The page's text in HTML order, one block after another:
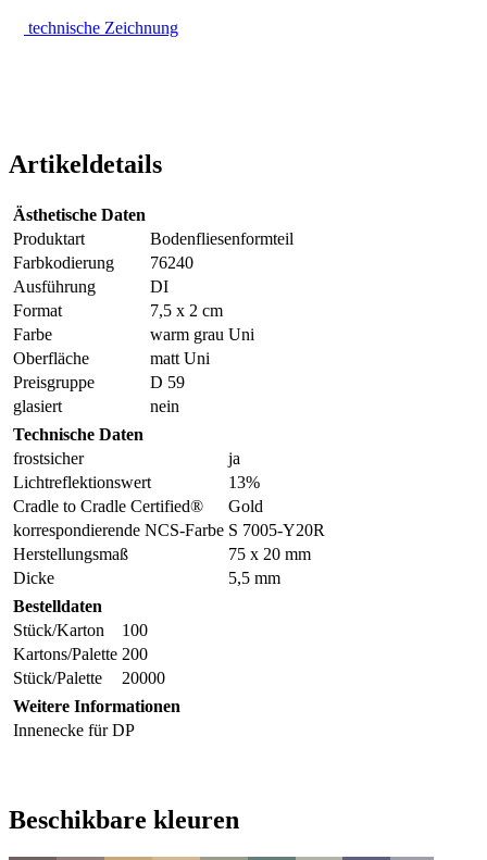
technische Zeichnung
Artikeldetails
Ästhetische Daten
Produktart
Bodenfliesenformteil
Farbkodierung
76240
Ausführung
DI
Format
7,5 x 2 cm
Farbe
warm grau Uni
Oberfläche
matt Uni
Preisgruppe
D 59
glasiert
nein
Technische Daten
frostsicher
ja
Lichtreflektionswert
13%
Cradle to Cradle Certified®
Gold
korrespondierende NCS-Farbe S 7005-Y20R
Herstellungsmaß
75 x 20 mm
Dicke
5,5 mm
Bestelldaten
Stück/Karton
100
Kartons/Palette 200
Stück/Palette
20000
Weitere Informationen
Innenecke für DP
Beschikbare kleuren